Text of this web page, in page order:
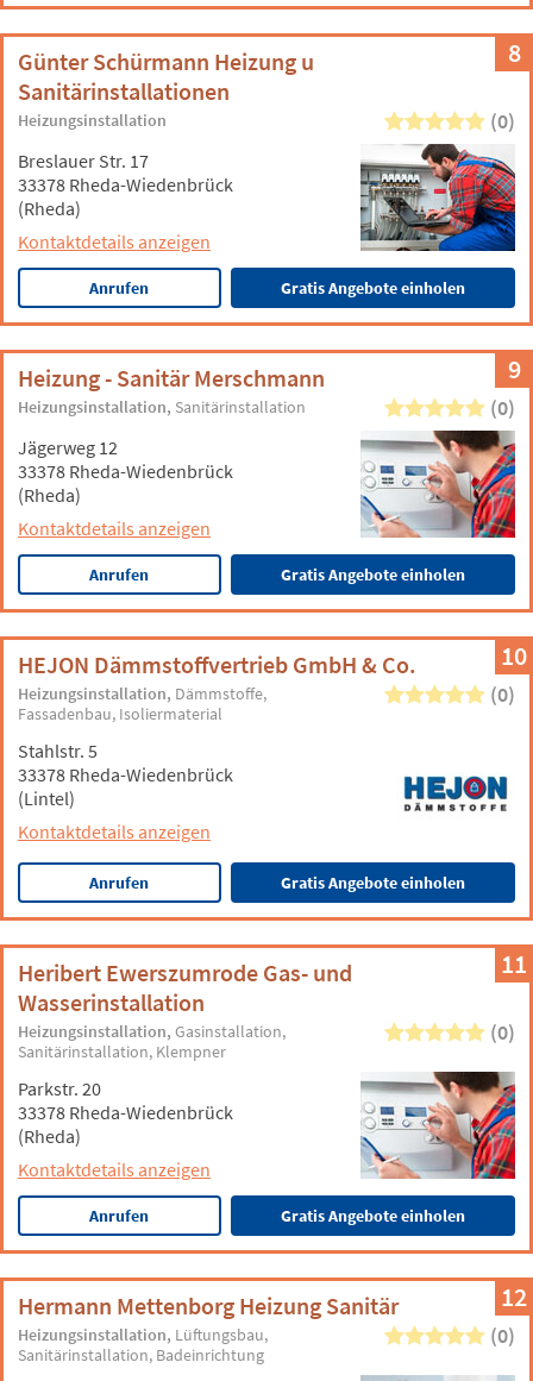
8
Günter Schürmann Heizung u
Sanitärinstallationen
Heizungsinstallation (0)
Breslauer Str. 17
33378 Rheda-Wiedenbrück
(Rheda)
Kontaktdetails anzeigen
Anrufen Gratis Angebote einholen
9
Heizung - Sanitär Merschmann
Heizungsinstallation Sanitärinstallation (0)
Jägerweg 12
33378 Rheda-Wiedenbrück
(Rheda)
Kontaktdetails anzeigen
Anrufen Gratis Angebote einholen
10
HEJON Dämmstoffvertrieb GmbH & Co.
Heizungsinstallation Dämmstoffe
Fassadenbau Isoliermaterial
(0)
Stahlstr. 5
33378 Rheda-Wiedenbrück
(Lintel)
Kontaktdetails anzeigen
Anrufen Gratis Angebote einholen
11
Heribert Ewerszumrode Gas- und
Wasserinstallation
Heizungsinstallation Gasinstallation
Sanitärinstallation Klempner
(0)
Parkstr. 20
33378 Rheda-Wiedenbrück
(Rheda)
Kontaktdetails anzeigen
Anrufen Gratis Angebote einholen
12
Hermann Mettenborg Heizung Sanitär
Heizungsinstallation Lüftungsbau
Sanitärinstallation Badeinrichtung
(0)